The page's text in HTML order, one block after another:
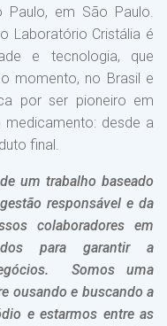
Paulo, em São Paulo.
Laboratório Cristália é
e tecnologia, que
momento, no Brasil e
por ser pioneiro em
desde a
final.
um trabalho baseado
responsável e da
colaboradores em
para garantir a
Somos uma
ousando e buscando a
e estarmos entre as